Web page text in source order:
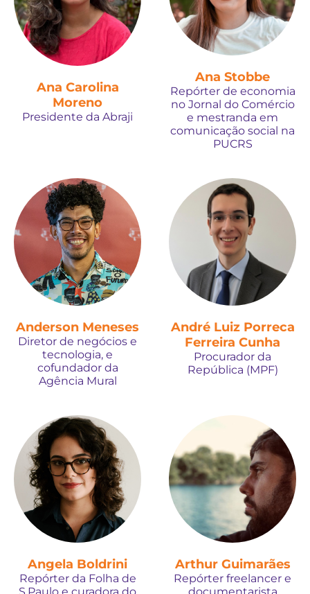
Ana Carolina
Moreno
Presidente da Abraji
Ana Stobbe
Repórter de economia
no Jornal do Comércio
e mestranda em
comunicação social na
PUCRS
Anderson Meneses
Diretor de negócios e
tecnologia, e
cofundador da
Agência Mural
André Luiz Porreca
Ferreira Cunha
Procurador da
República (MPF)
Angela Boldrini
Repórter da Folha de
Arthur Guimarães
Repórter freelancer e